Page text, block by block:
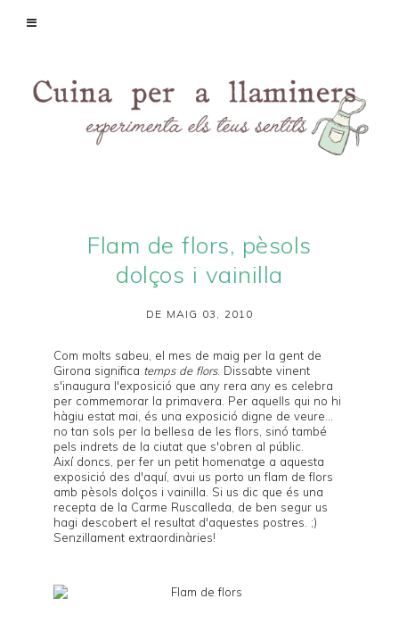
Flam de flors, pèsols
dolços i vainilla
DE MAIG 03, 2010
Com molts sabeu, el mes de maig per la gent de
Girona significa temps de flors. Dissabte vinent
s'inaugura l'exposició que any rera any es celebra
per commemorar la primavera. Per aquells qui no hi
hàgiu estat mai, és una exposició digne de veure...
no tan sols per la bellesa de les flors, sinó també
pels indrets de la ciutat que s'obren al públic.
Així doncs, per fer un petit homenatge a aquesta
exposició des d'aquí, avui us porto un flam de flors
amb pèsols dolços i vainilla. Si us dic que és una
recepta de la Carme Ruscalleda , de ben segur us
hagi descobert el resultat d'aquestes postres. ;)
Senzillament extraordinàries!